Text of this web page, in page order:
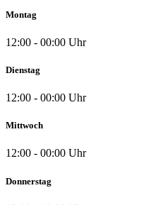
Montag
12:00 - 00:00 Uhr
Dienstag
12:00 - 00:00 Uhr
Mittwoch
12:00 - 00:00 Uhr
Donnerstag